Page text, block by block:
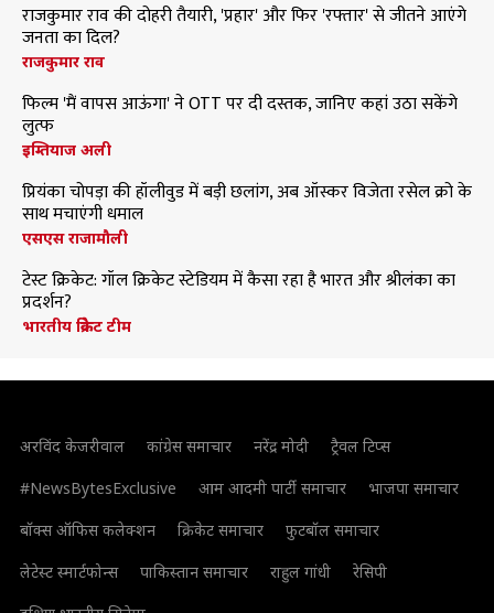
राजकुमार राव की दोहरी तैयारी, 'प्रहार' और फिर 'रफ्तार' से जीतने आएंगे
जनता का दिल?
राजकुमार राव
फिल्म 'मैं वापस आऊंगा' ने OTT पर दी दस्तक, जानिए कहां उठा सकेंगे
लुत्फ
इम्तियाज अली
प्रियंका चोपड़ा की हॉलीवुड में बड़ी छलांग, अब ऑस्कर विजेता रसेल क्रो के
साथ मचाएंगी धमाल
एसएस राजामौली
टेस्ट क्रिकेट: गॉल क्रिकेट स्टेडियम में कैसा रहा है भारत और श्रीलंका का
प्रदर्शन?
भारतीय क्रिकेट टीम
अरविंद केजरीवाल कांग्रेस समाचार नरेंद्र मोदी
ट्रैवल टिप्स
#NewsBytesExclusive
आम आदमी पार्टी समाचार
भाजपा समाचार
बॉक्स ऑफिस कलेक्शन
क्रिकेट समाचार
फुटबॉल समाचार
लेटेस्ट स्मार्टफोन्स
पाकिस्तान समाचार राहुल गांधी
रेसिपी